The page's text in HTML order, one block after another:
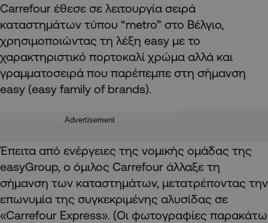
Carrefour έθεσε σε λειτουργία σειρά
καταστημάτων τύπου “metro” στο Βέλγιο,
χρησιμοποιώντας τη λέξη easy με το
χαρακτηριστικό πορτοκαλί χρώμα αλλά και
γραμματοσειρά που παρέπεμπε στη σήμανση
easy (easy family of brands).
Advertisement
Έπειτα από ενέργειες της νομικής ομάδας της
easyGroup, ο όμιλος Carrefour άλλαξε τη
σήμανση των καταστημάτων, μετατρέποντας την
επωνυμία της συγκεκριμένης αλυσίδας σε
«Carrefour Express». (Οι φωτογραφίες παρακάτω